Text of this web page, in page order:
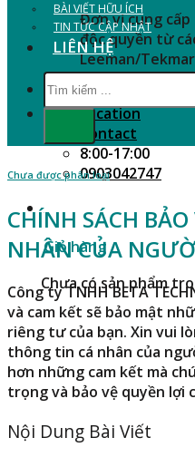
Đơn vị cung
độc quyền từ
Leeman/
SHINE – Zeutec
Location
Contact
8:00-17:00
0903042747
Giỏ hàng
Chưa có sản phẩm
BÀI VIẾT HỮU ÍCH
TIN TỨC CẬP NHẬT
LIÊN HỆ
Tìm
kiếm:
Chưa được phân loại
CHÍNH SÁCH
NHÂN CỦA
Công ty TNHHBETA
và cam kết sẽ bảo mật
riêng tư của bạn. Xin vui
thông tin cá nhân của
hơn những cam kết mà
trọng và bảo vệ quyền lợi
Nội Dung Bài Viết